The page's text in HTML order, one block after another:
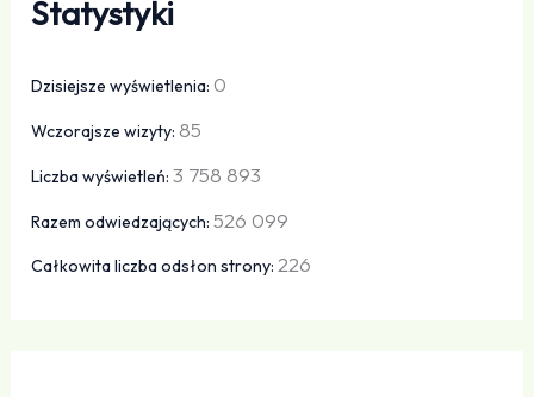
Statystyki
Dzisiejsze wyświetlenia: 0
Wczorajsze wizyty: 85
Liczba wyświetleń:3 758 893
Razem odwiedzających:526 099
Całkowita liczba odsłon strony:226